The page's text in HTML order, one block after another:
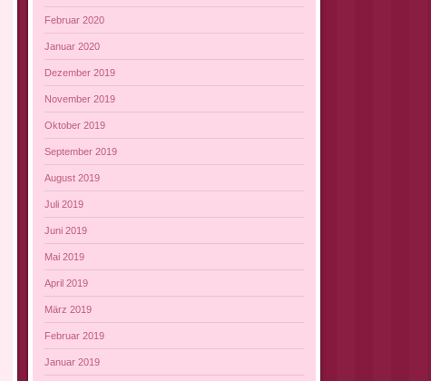
Februar 2020
Januar 2020
Dezember 2019
November 2019
Oktober 2019
September 2019
August 2019
Juli 2019
Juni 2019
Mai 2019
April 2019
März 2019
Februar 2019
Januar 2019